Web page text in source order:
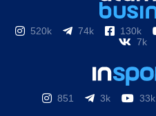
520k 74k 130k
7k
851 3k 33k